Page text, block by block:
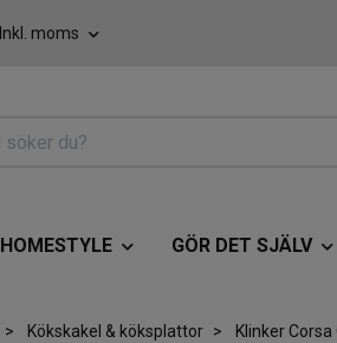
Inkl. moms
HOMESTYLE GÖR DET SJÄLV
Kökskakel & köksplattor Klinker